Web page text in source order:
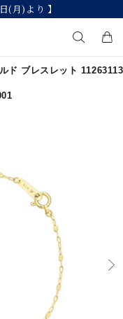
(月)より 】
ワードで検索する
#エタニティ
すべてのジュエリー
ド ブレスレット